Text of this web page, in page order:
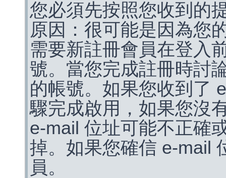
您必須先按照您收到的
原因：很可能是因為您
需要新註冊會員在登入
號。當您完成註冊時討
的帳號。如果您收到了
驟完成啟用，如果您沒
e-mail 位址可能不正確
掉。如果您確信 e-mail
員。